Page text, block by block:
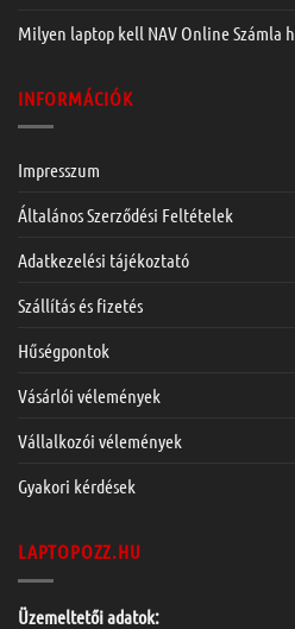
Milyen laptop kell NAV Online Számla
INFORMÁCIÓK
Impresszum
Általános Szerződési Feltételek
Adatkezelési tájékoztató
Szállítás és fizetés
Hűségpontok
Vásárlói vélemények
Vállalkozói vélemények
Gyakori kérdések
LAPTOPOZZ.HU
Üzemeltetői adatok: